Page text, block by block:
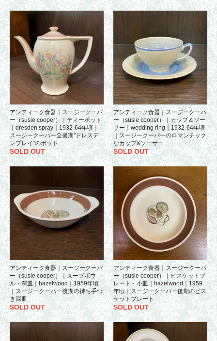
アンティーク食器｜スージークーパ
ー（susie cooper）｜ティーポット
｜dresden spray｜1932-64年頃｜
スージークーパー全盛期"ドレスデ
ンプレイ"のポット
SOLD OUT
アンティーク食器｜スージークーパ
ー（susie cooper）｜カップ＆ソー
サー｜wedding ring｜1932-64年頃
｜スージークーパーのロマンチック
なカップ&ソーサー
SOLD OUT
アンティーク食器｜スージークーパ
ー（susie cooper）｜スープボウ
ル・深皿｜hazelwood｜1959年頃
｜スージークーパー後期の持ち手つ
き深皿
SOLD OUT
アンティーク食器｜スージークーパ
ー（susie cooper）｜ビスケットプ
レート・小皿｜hazelwood｜1959
年頃｜スージークーパー後期のビス
ケットプレート
SOLD OUT